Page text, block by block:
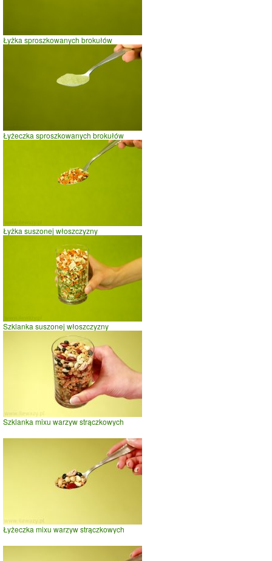
Łyżka sproszkowanych brokułów
Łyżeczka sproszkowanych brokułów
Łyżka suszonej włoszczyzny
Szklanka suszonej włoszczyzny
Szklanka mixu warzyw strączkowych
Łyżeczka mixu warzyw strączkowych